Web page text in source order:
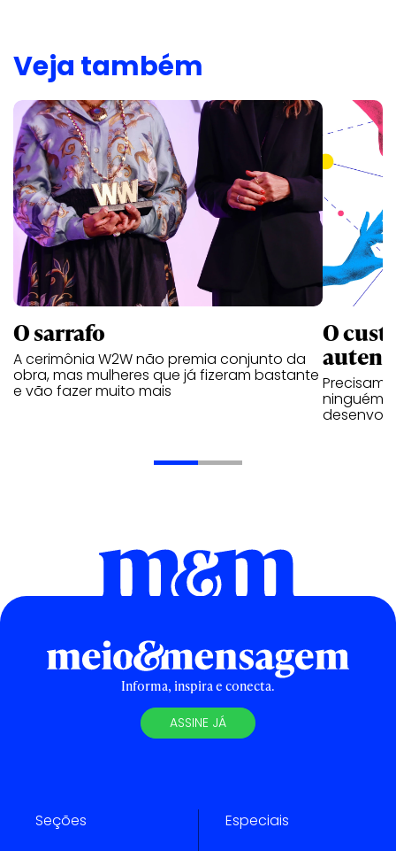
Veja também
O sarrafo
A cerimônia W2W não premia conjunto da
obra, mas mulheres que já fizeram bastante
e vão fazer muito mais
O
ninguém
Informa, inspira e conecta.
ASSINE JÁ
Seções Especiais